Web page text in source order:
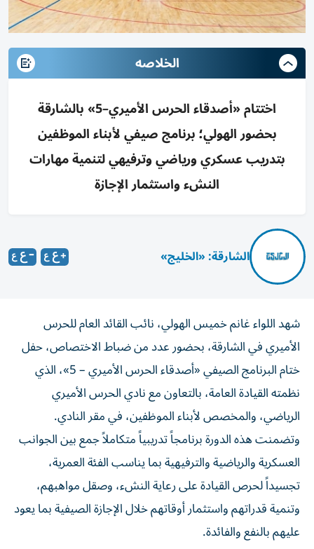
الخلاصه
اختتام «أصدقاء الحرس الأميري–5» بالشارقة
بحضور الهولي؛ برنامج صيفي لأبناء الموظفين
بتدريب عسكري ورياضي وترفيهي لتنمية مهارات
النشء واستثمار الإجازة
الشارقة: «الخليج»
شهد اللواء غانم خميس الهولي، نائب القائد العام للحرس
الأميري في الشارقة، بحضور عدد من ضباط الاختصاص، حفل
ختام البرنامج الصيفي «أصدقاء الحرس الأميري – 5»، الذي
نظمته القيادة العامة، بالتعاون مع نادي الحرس الأميري
الرياضي، والمخصص لأبناء الموظفين، في مقر النادي.
وتضمنت هذه الدورة برنامجاً تدريبياً متكاملاً جمع بين الجوانب
العسكرية والرياضية والترفيهية بما يناسب الفئة العمرية،
تجسيداً لحرص القيادة على رعاية النشء، وصقل مواهبهم،
وتنمية قدراتهم واستثمار أوقاتهم خلال الإجازة الصيفية بما يعود
عليهم بالنفع والفائدة.